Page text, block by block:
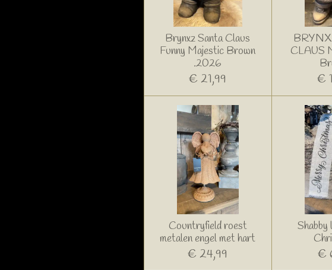
Brynxz Santa Claus
Funny Majestic Brown
.2026
€ 21,99
CLAUS
€
Countryfield roest
metalen engel met hart
€ 24,99 €